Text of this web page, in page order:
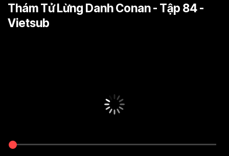
Thám Tử Lừng Danh Conan - Tập 84 -
Vietsub